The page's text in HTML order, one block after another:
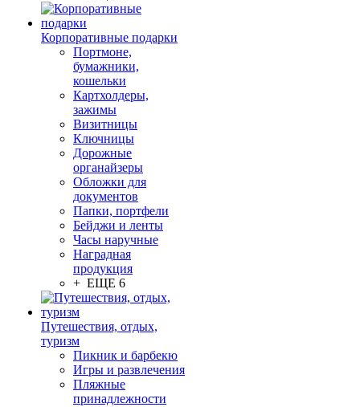
Корпоративные подарки
Портмоне,
бумажники,
кошельки
Картхолдеры,
зажимы
Визитницы
Ключницы
Дорожные
органайзеры
Обложки для
документов
Папки, портфели
Бейджи и ленты
Часы наручные
Наградная
продукция
+ ЕЩЕ 6
Путешествия, отдых,
туризм
Пикник и барбекю
Игры и развлечения
Пляжные
принадлежности